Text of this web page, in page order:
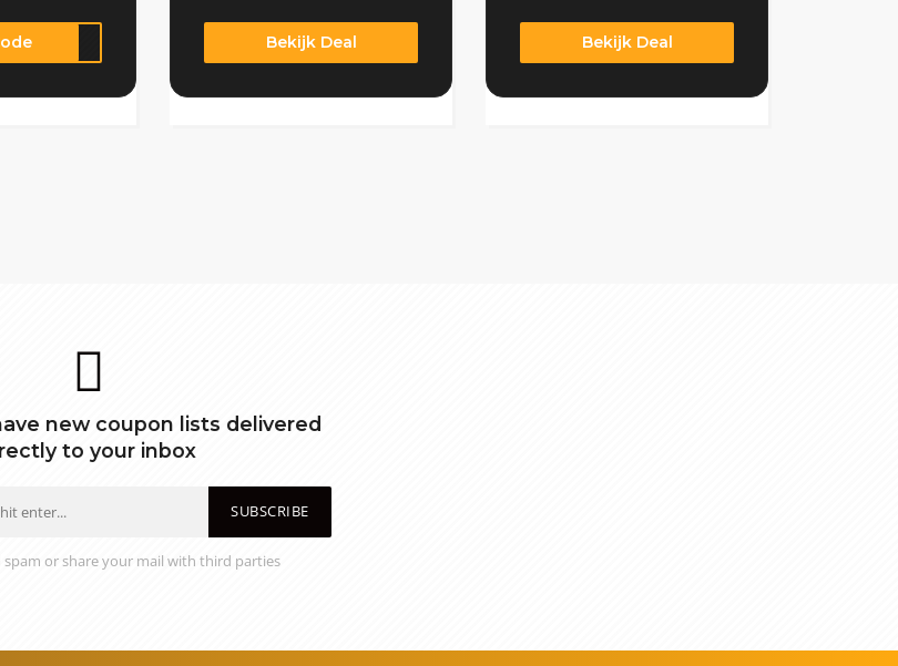
Bekijk Deal Bekijk Deal
new coupon lists delivered
to your inbox
SUBSCRIBE
spam or share your mail with third parties